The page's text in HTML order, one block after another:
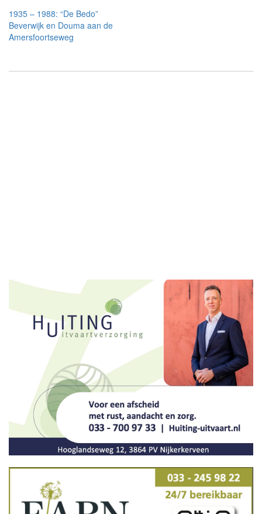
1935 – 1988: “De Bedo”
Beverwijk en Douma aan de
Amersfoortseweg